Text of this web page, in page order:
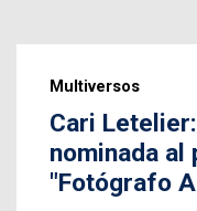
Multiversos
Cari
nominada al
"Fotógrafo